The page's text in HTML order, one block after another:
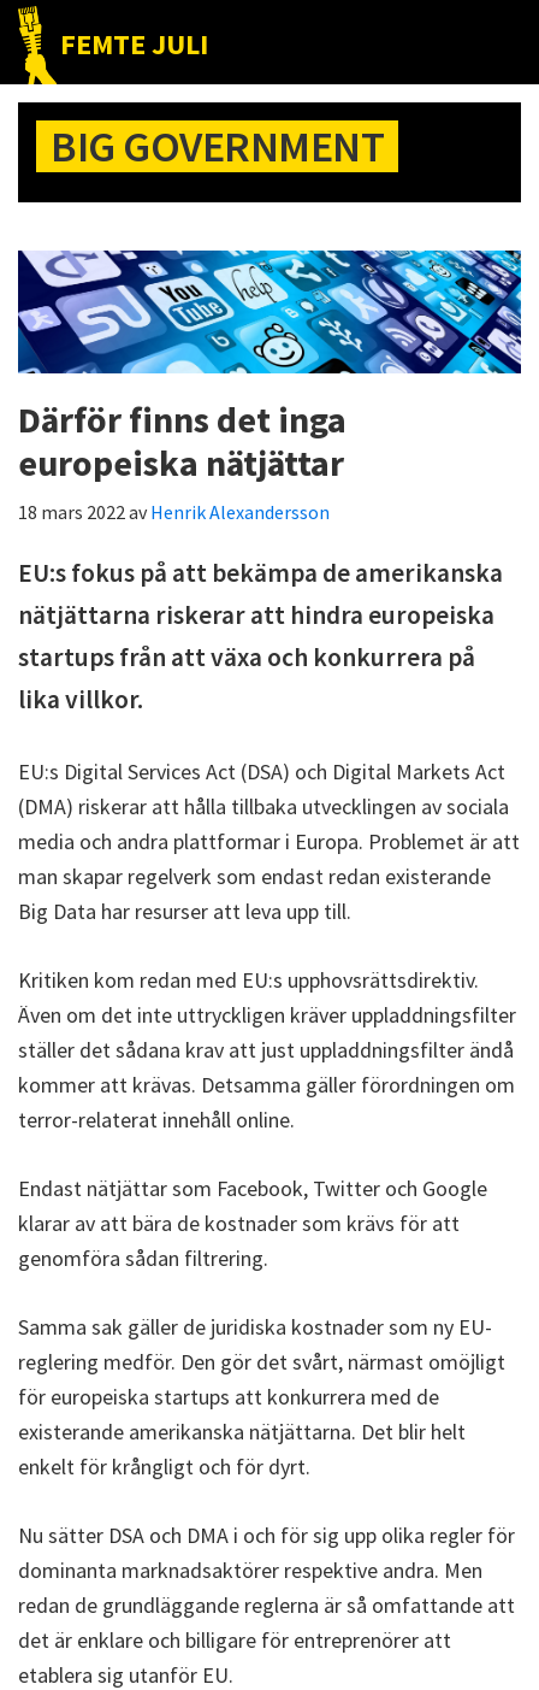
Hoppa
huvudnavigering
Hoppa
huvudinnehåll
Hoppa
det
primära
sidofältet
FEMTE JULI
Nätet
till
folket!BIG GOVERNMENT
Därför finns det inga
europeiska nätjättar
18 mars 2022 avHenrik Alexandersson
EU:s fokus på att bekämpa de amerikanska
nätjättarna riskerar att hindra europeiska
startups från att växa och konkurrera på
lika villkor.
EU:s Digital Services Act (DSA) och Digital Markets Act
(DMA) riskerar att hålla tillbaka utvecklingen av sociala
media och andra plattformar i Europa. Problemet är att
man skapar regelverk som endast redan existerande
Big Data har resurser att leva upp till.
Kritiken kom redan med EU:s upphovsrättsdirektiv.
Även om det inte uttryckligen kräver uppladdningsfilter
ställer det sådana krav att just uppladdningsfilter ändå
kommer att krävas. Detsamma gäller förordningen om
terror-relaterat innehåll online.
Endast nätjättar som Facebook, Twitter och Google
klarar av att bära de kostnader som krävs för att
genomföra sådan filtrering.
Samma sak gäller de juridiska kostnader som ny EU-
reglering medför. Den gör det svårt, närmast omöjligt
för europeiska startups att konkurrera med de
existerande amerikanska nätjättarna. Det blir helt
enkelt för krångligt och för dyrt.
Nu sätter DSA och DMA i och för sig upp olika regler för
dominanta marknadsaktörer respektive andra. Men
redan de grundläggande reglerna är så omfattande att
det är enklare och billigare för entreprenörer att
etablera sig utanför EU.